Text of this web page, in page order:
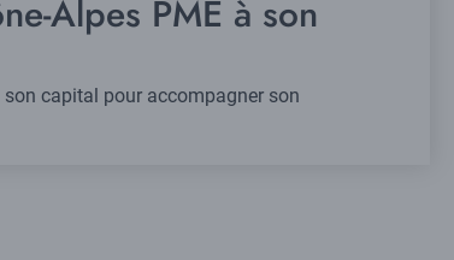
Alpes PME à son
son capital pour accompagner son